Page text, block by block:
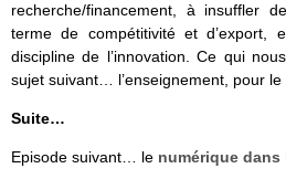
recherche/financement, à insuffler
terme de compétitivité et d’export,
discipline de l’innovation. Ce qui
sujet suivant… l’enseignement, pour le
Suite…
Episode suivant… le numérique dans